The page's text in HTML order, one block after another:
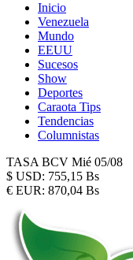
Inicio
Venezuela
Mundo
EEUU
Sucesos
Show
Deportes
Caraota Tips
Tendencias
Columnistas
TASA BCV Mié 05/08
$ USD: 755,15 Bs
€ EUR: 870,04 Bs